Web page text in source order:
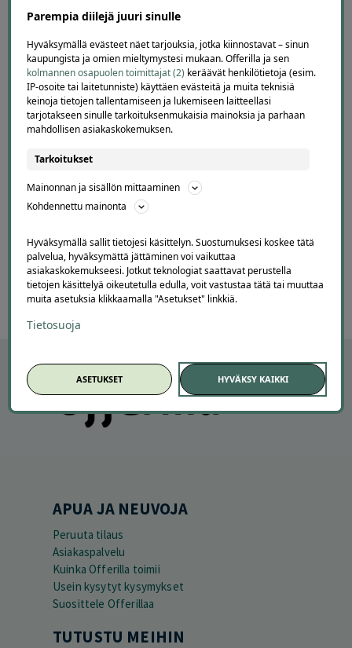
Kirjoita arvostelu
Terho Tiilikainen
7 / 60
APUA JA NEUVOJA
Peruuta tilaus
Asiakaspalvelu
Kuinka Offerilla toimii
Usein kysytyt kysymykset
Suosittele Offerillaa
TUTUSTU MEIHIN
Parempia diilejä juuri sinulle
Hyväksymällä evästeet näet tarjouksia, jotka kiinnostavat – sinun
kaupungista ja omien mieltymystesi mukaan. Offerilla ja sen
kolmannen osapuolen toimittajat (2) keräävät henkilötietoja (esim.
IP-osoite tai laitetunniste) käyttäen evästeitä ja muita teknisiä
keinoja tietojen tallentamiseen ja lukemiseen laitteellasi
tarjotakseen sinulle tarkoituksenmukaisia mainoksia ja parhaan
mahdollisen asiakaskokemuksen.
Tarkoitukset
Mainonnan ja sisällön mittaaminen
Kohdennettu mainonta
Hyväksymällä sallit tietojesi käsittelyn. Suostumuksesi koskee tätä
palvelua, hyväksymättä jättäminen voi vaikuttaa
asiakaskokemukseesi. Jotkut teknologiat saattavat perustella
tietojen käsittelyä oikeutetulla edulla, voit vastustaa tätä tai muuttaa
muita asetuksia klikkaamalla "Asetukset" linkkiä.
Tietosuoja
ASETUKSET HYVÄKSY KAIKKI